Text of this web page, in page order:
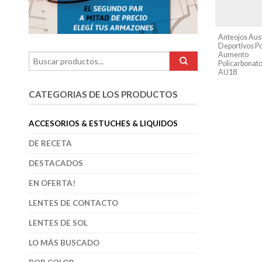
Anteojos
Deportivos
Aumento
AU18
CATEGORIAS DE LOS PRODUCTOS
ACCESORIOS & ESTUCHES & LIQUIDOS
DE RECETA
DESTACADOS
EN OFERTA!
LENTES DE CONTACTO
LENTES DE SOL
LO MÁS BUSCADO